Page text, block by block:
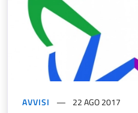
AVVISI 22 AGO 2017